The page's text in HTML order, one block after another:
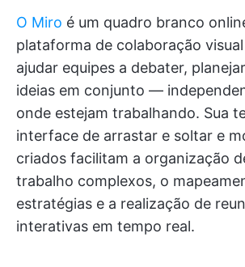
O Miro é um quadro branco
plataforma de colaboração
ajudar equipes a debater,
ideias em conjunto —
onde estejam trabalhando. Sua
interface de arrastar e soltar e
criados facilitam a organização
trabalho complexos, o
estratégias e a realização de
interativas em tempo real.